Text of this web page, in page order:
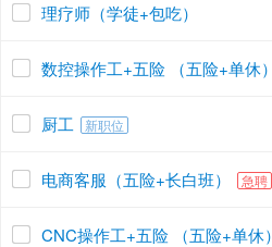
理疗师（学徒+包吃）
数控操作工+五险 （五险+单休）
厨工 新职位
电商客服（五险+长白班） 急聘
CNC操作工+五险 （五险+单休）